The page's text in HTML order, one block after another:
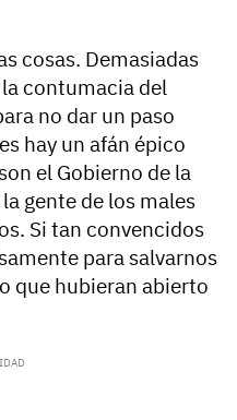
cosas. Demasiadas
contumacia del
no dar un paso
hay un afán épico
el Gobierno de la
gente de los males
Si tan convencidos
para salvarnos
que hubieran abierto